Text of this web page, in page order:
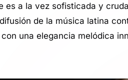
es a la vez sofisticada y
de la música latina
una elegancia melódica